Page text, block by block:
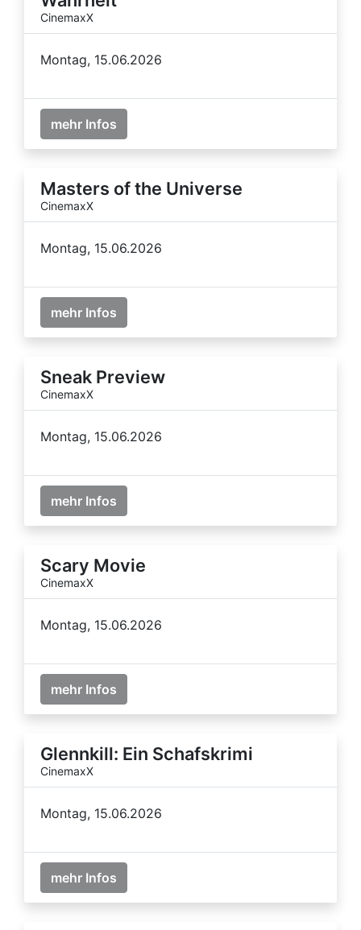
CinemaxX
Montag, 15.06.2026
mehr Infos
Masters of the Universe
CinemaxX
Montag, 15.06.2026
mehr Infos
Sneak Preview
CinemaxX
Montag, 15.06.2026
mehr Infos
Scary Movie
CinemaxX
Montag, 15.06.2026
mehr Infos
Glennkill: Ein Schafskrimi
CinemaxX
Montag, 15.06.2026
mehr Infos